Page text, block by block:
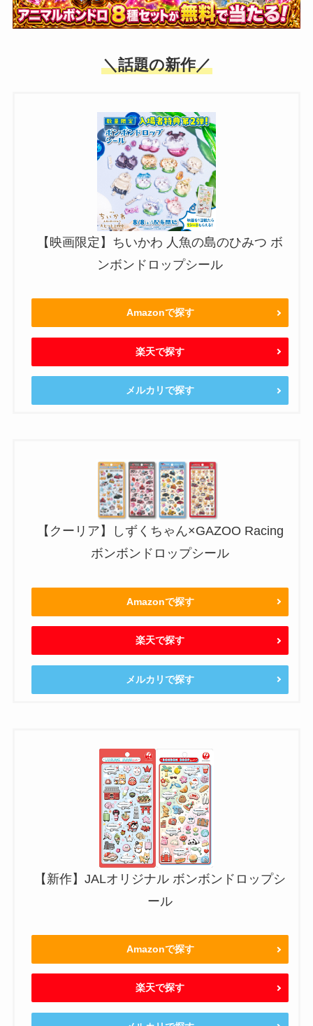
＼話題の新作／
【映画限定】ちいかわ 人魚の島のひみつ ボ
ンボンドロップシール
Amazonで探す
楽天で探す
メルカリで探す
【クーリア】しずくちゃん×GAZOO Racing
ボンボンドロップシール
Amazonで探す
楽天で探す
メルカリで探す
【新作】JALオリジナル ボンボンドロップシ
ール
Amazonで探す
楽天で探す